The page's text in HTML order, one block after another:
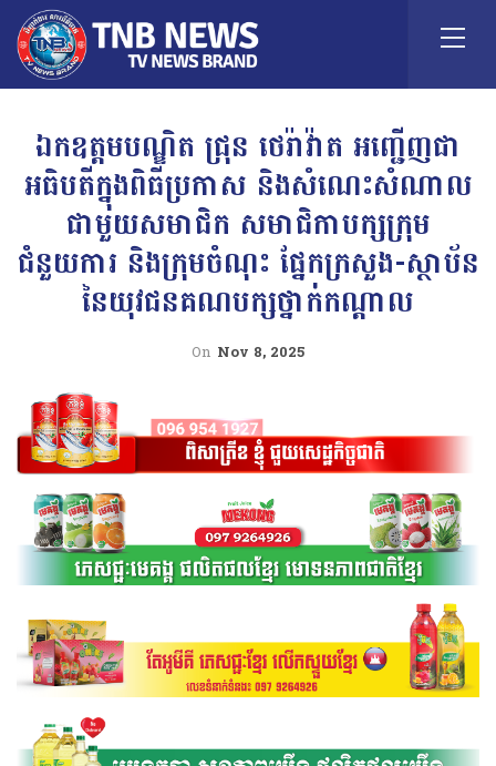
ឯកឧត្តមបណ្ឌិត ជ្រុន ថេរ៉ាវ៉ាត អញ្ជើញជា
អធិបតីក្នុងពិធីប្រកាស និងសំណេះសំណាល
ជាមួយសមាជិក សមាជិកាបក្សក្រុម
ជំនួយការ និងក្រុមចំណុះ ផ្នែកក្រសួង-ស្ថាប័ន
នៃយុវជនគណបក្សថ្នាក់កណ្តាល
On Nov 8, 2025